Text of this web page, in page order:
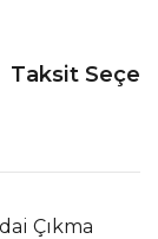
Taksit
Çıkma